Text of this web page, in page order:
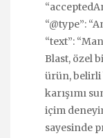
“@type”:
“text”:
Blast, özel
ürün, belirli
karışımı
içim
sayesinde